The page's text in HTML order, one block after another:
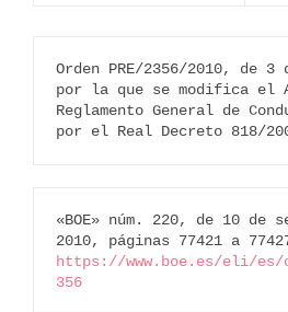
Orden PRE/2356/2010, de 3
por la que se modifica el
Reglamento General de
por el Real Decreto 818/
«BOE» núm. 220, de 10 de
https://www.boe.es/eli/es/
356